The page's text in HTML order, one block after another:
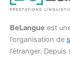
BeLangue est
l’organisation de
l’étranger.